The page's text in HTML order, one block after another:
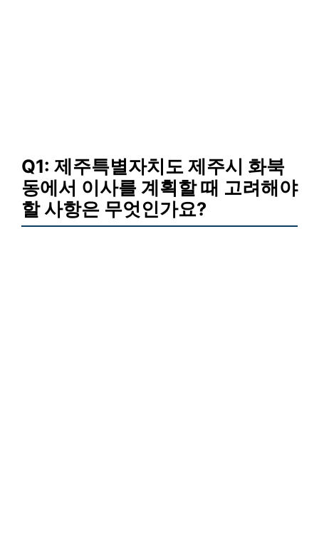
Q1: 제주특별자치도 제주시 화북
동에서 이사를 계획할 때 고려해야
할 사항은 무엇인가요?